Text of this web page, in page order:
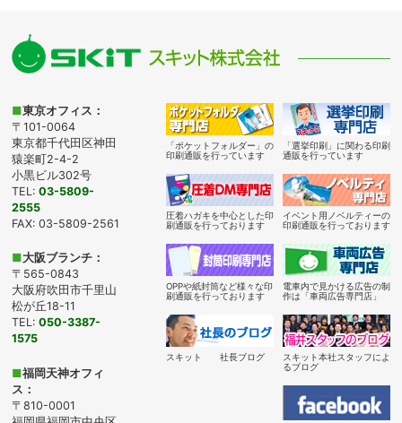
■東京オフィス：
〒101-0064
東京都千代田区神田
猿楽町2-4-2
小黒ビル302号
TEL:03-5809-
2555
FAX: 03-5809-2561
■大阪ブランチ：
〒565-0843
大阪府吹田市千里山
松が丘18-11
TEL:050-3387-
1575
■福岡天神オフィ
ス：
〒810-0001
「ポケットフォルダー」の
印刷通販を行っています
「選挙印刷」に関わる印刷
通販を行っています
圧着ハガキを中心とした印
刷通販を行っております
イベント用ノベルティーの
印刷通販を行っております
OPPや紙封筒など様々な印
刷通販を行っております
電車内で見かける広告の制
作は「車両広告専門店」
スキット 社長ブログ
スキット本社スタッフによ
るブログ